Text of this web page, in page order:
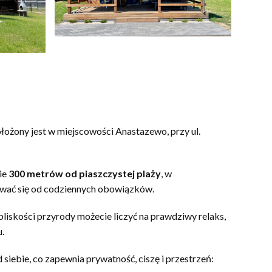
jest w miejscowości Anastazewo, przy ul.
300 metrów od piaszczystej plaży, w
się od codziennych obowiązków.
przyrody możecie liczyć na prawdziwy relaks,
co zapewnia prywatność, ciszę i przestrzeń: